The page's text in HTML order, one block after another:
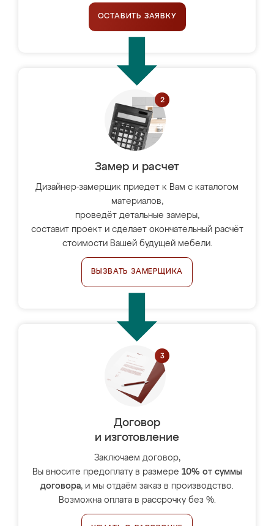
ОСТАВИТЬ ЗАЯВКУ
Замер и расчет
Дизайнер-замерщик приедет к Вам с каталогом
материалов,
проведёт детальные замеры,
составит проект и сделает окончательный расчёт
стоимости Вашей будущей мебели.
ВЫЗВАТЬ ЗАМЕРЩИКА
Договор
и изготовление
Заключаем договор,
Вы вносите предоплату в размере 10% от суммы
договора, и мы отдаём заказ в производство.
Возможна оплата в рассрочку без %.